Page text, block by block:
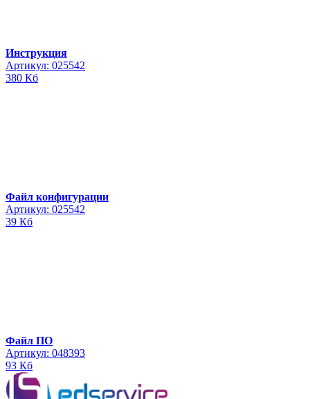
Инструкция
Артикул: 025542
380 Кб
Файл конфигурации
Артикул: 025542
39 Кб
Файл ПО
Артикул: 048393
93 Кб